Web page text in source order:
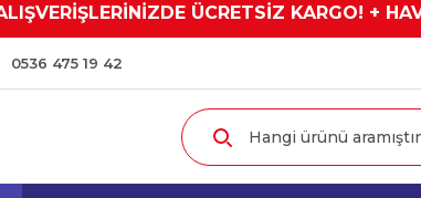
ÜCRETSİZ KARGO! +
0536 475 19 42